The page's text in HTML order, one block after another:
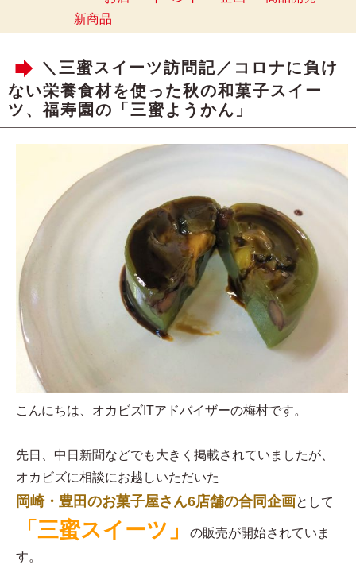
新商品
＼三蜜スイーツ訪問記／コロナに負け
ない栄養食材を使った秋の和菓子スイー
ツ、福寿園の「三蜜ようかん」
こんにちは、オカビズITアドバイザーの梅村です。
先日、中日新聞などでも大きく掲載されていましたが、
オカビズに相談にお越しいただいた
岡崎・豊田のお菓子屋さん6店舗の合同企画として
「三蜜スイーツ」
の販売が開始されていま
す。